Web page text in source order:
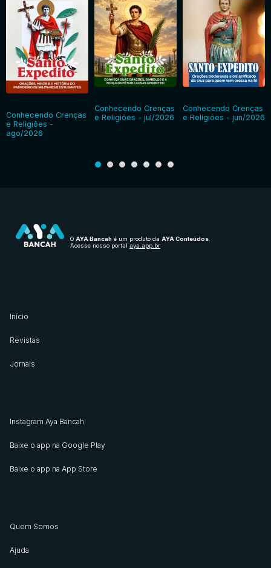
Conhecendo Crenças
e Religiões -
ago/2026
Conhecendo Crenças
e Religiões - jul/2026
Conhecendo Crenças
e Religiões - jun/2026
O AYA Bancah é um produto da AYA Conteúdos
Acesse nosso portal aya.app.br
Início
Revistas
Jornais
Instagram Aya Bancah
Baixe o app na Google Play
Baixe o app na App Store
Quem Somos
Ajuda